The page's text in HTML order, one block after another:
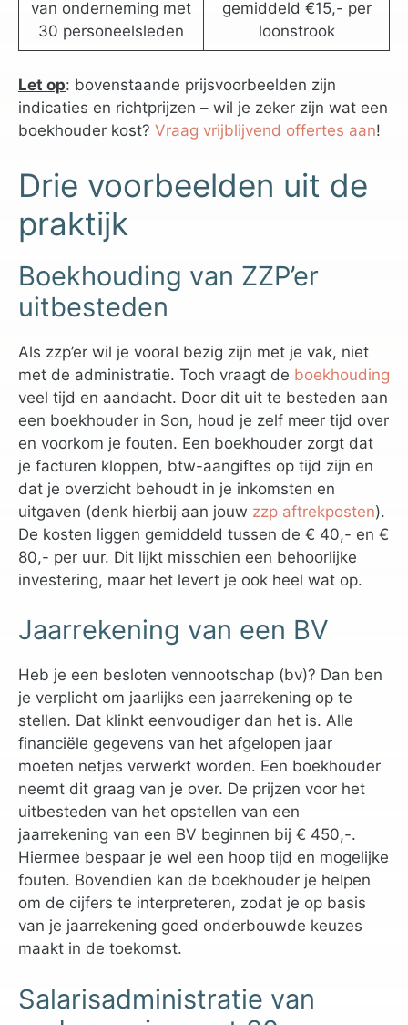
van onderneming met
30 personeelsleden
gemiddeld €15,- per
loonstrook
Let op: bovenstaande prijsvoorbeelden zijn
indicaties en richtprijzen – wil je zeker zijn wat een
boekhouder kost? Vraag vrijblijvend offertes aan!
Drie voorbeelden uit de
praktijk
Boekhouding van ZZP’er
uitbesteden
Als zzp’er wil je vooral bezig zijn met je vak, niet
met de administratie. Toch vraagt de boekhouding
veel tijd en aandacht. Door dit uit te besteden aan
een boekhouder in Son, houd je zelf meer tijd over
en voorkom je fouten. Een boekhouder zorgt dat
je facturen kloppen, btw-aangiftes op tijd zijn en
dat je overzicht behoudt in je inkomsten en
uitgaven (denk hierbij aan jouw zzp aftrekposten).
De kosten liggen gemiddeld tussen de € 40,- en €
80,- per uur. Dit lijkt misschien een behoorlijke
investering, maar het levert je ook heel wat op.
Jaarrekening van een BV
Heb je een besloten vennootschap (bv)? Dan ben
je verplicht om jaarlijks een jaarrekening op te
stellen. Dat klinkt eenvoudiger dan het is. Alle
financiële gegevens van het afgelopen jaar
moeten netjes verwerkt worden. Een boekhouder
neemt dit graag van je over. De prijzen voor het
uitbesteden van het opstellen van een
jaarrekening van een BV beginnen bij € 450,-.
Hiermee bespaar je wel een hoop tijd en mogelijke
fouten. Bovendien kan de boekhouder je helpen
om de cijfers te interpreteren, zodat je op basis
van je jaarrekening goed onderbouwde keuzes
maakt in de toekomst.
Salarisadministratie van